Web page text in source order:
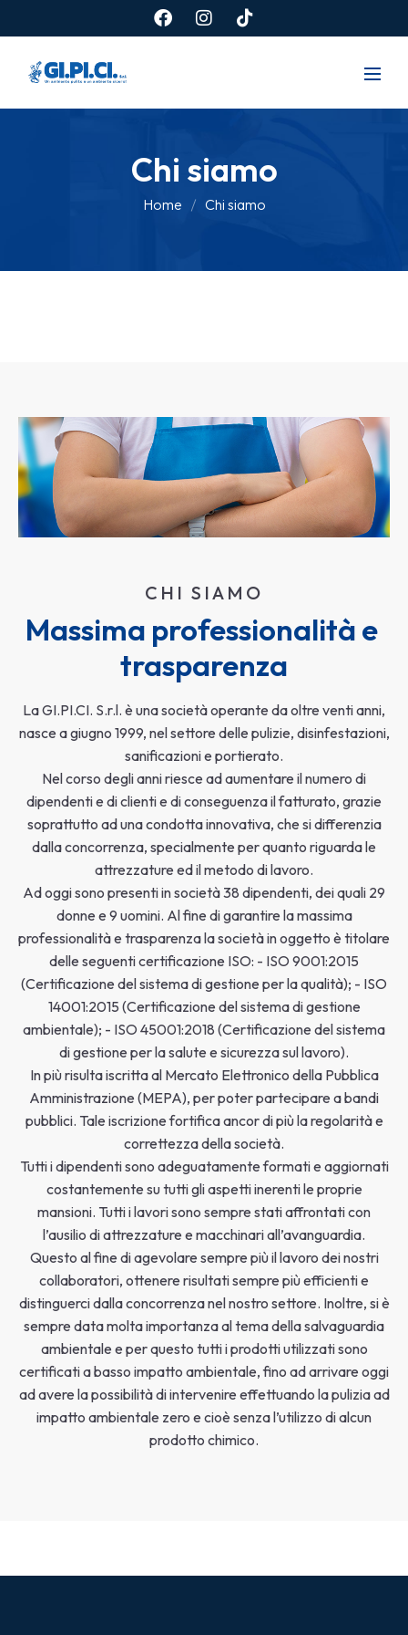
Chi siamo
Home Chi siamo
CHI SIAMO
Massima professionalità e
trasparenza
La GI.PI.CI. S.r.l. è una società operante da oltre venti anni,
nasce a giugno 1999, nel settore delle pulizie, disinfestazioni,
sanificazioni e portierato.
Nel corso degli anni riesce ad aumentare il numero di
dipendenti e di clienti e di conseguenza il fatturato, grazie
soprattutto ad una condotta innovativa, che si differenzia
dalla concorrenza, specialmente per quanto riguarda le
attrezzature ed il metodo di lavoro.
Ad oggi sono presenti in società 38 dipendenti, dei quali 29
donne e 9 uomini. Al fine di garantire la massima
professionalità e trasparenza la società in oggetto è titolare
delle seguenti certificazione ISO: - ISO 9001:2015
(Certificazione del sistema di gestione per la qualità); - ISO
14001:2015 (Certificazione del sistema di gestione
ambientale); - ISO 45001:2018 (Certificazione del sistema
di gestione per la salute e sicurezza sul lavoro).
In più risulta iscritta al Mercato Elettronico della Pubblica
Amministrazione (MEPA), per poter partecipare a bandi
pubblici. Tale iscrizione fortifica ancor di più la regolarità e
correttezza della società.
Tutti i dipendenti sono adeguatamente formati e aggiornati
costantemente su tutti gli aspetti inerenti le proprie
mansioni. Tutti i lavori sono sempre stati affrontati con
l’ausilio di attrezzature e macchinari all’avanguardia.
Questo al fine di agevolare sempre più il lavoro dei nostri
collaboratori, ottenere risultati sempre più efficienti e
distinguerci dalla concorrenza nel nostro settore. Inoltre, si è
sempre data molta importanza al tema della salvaguardia
ambientale e per questo tutti i prodotti utilizzati sono
certificati a basso impatto ambientale, fino ad arrivare oggi
ad avere la possibilità di intervenire effettuando la pulizia ad
impatto ambientale zero e cioè senza l’utilizzo di alcun
prodotto chimico.